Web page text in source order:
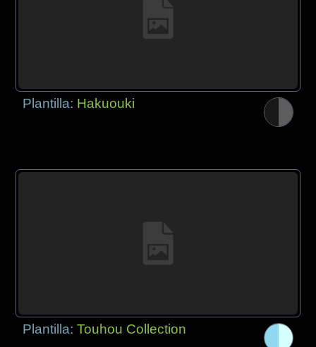
Plantilla: Hakuouki
Plantilla:Touhou Collection